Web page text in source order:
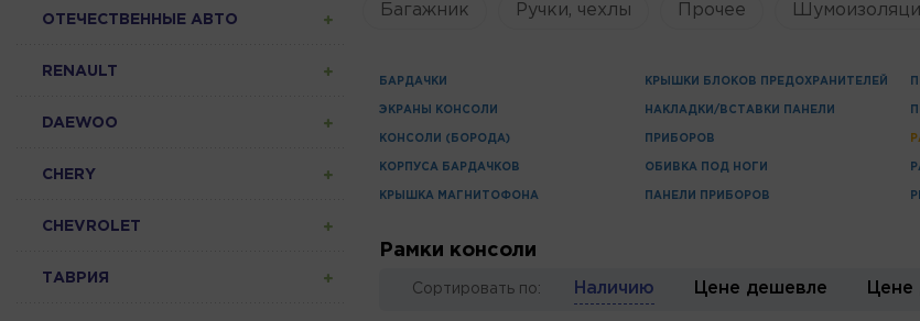
ОТЕЧЕСТВЕННЫЕ АВТО
RENAULT
DAEWOO
CHERY
CHEVROLET
ТАВРИЯ
Багажник Ручки, чехлы Прочее
БАРДАЧКИ
ЭКРАНЫ КОНСОЛИ
КОНСОЛИ (БОРОДА)
КОРПУСА БАРДАЧКОВ
КРЫШКА МАГНИТОФОНА
КРЫШКИ БЛОКОВ ПРЕДОХРАНИТЕЛЕЙ
НАКЛАДКИ/ВСТАВКИ ПАНЕЛИ
ПРИБОРОВ
ОБИВКА ПОД НОГИ
ПАНЕЛИ ПРИБОРОВ
Рамки консоли
Сортировать по: Наличию Цене дешевле